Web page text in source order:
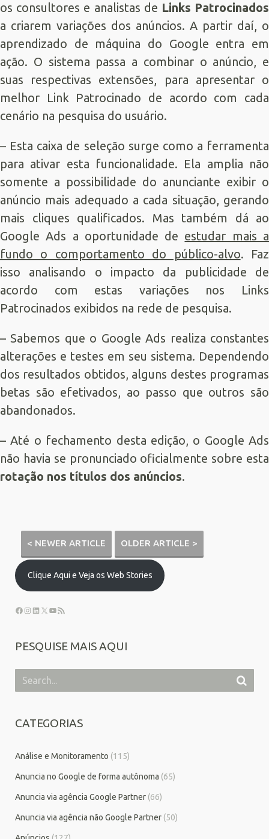
os consultores e analistas de Links Patrocinados
a criarem variações dos anúncios. A partir daí, o
aprendizado de máquina do Google entra em
ação. O sistema passa a combinar o anúncio, e
suas respectivas extensões, para apresentar o
melhor Link Patrocinado de acordo com cada
cenário na pesquisa do usuário.
– Esta caixa de seleção surge como a ferramenta
para ativar esta funcionalidade. Ela amplia não
somente a possibilidade do anunciante exibir o
anúncio mais adequado a cada situação, gerando
mais cliques qualificados. Mas também dá ao
Google Ads a oportunidade de estudar mais a
fundo o comportamento do público-alvo. Faz
isso analisando o impacto da publicidade de
acordo com estas variações nos Links
Patrocinados exibidos na rede de pesquisa.
– Sabemos que o Google Ads realiza constantes
alterações e testes em seu sistema. Dependendo
dos resultados obtidos, alguns destes programas
betas são efetivados, ao passo que outros são
abandonados.
– Até o fechamento desta edição, o Google Ads
não havia se pronunciado oficialmente sobre esta
rotação nos títulos dos anúncios.
< NEWER ARTICLE OLDER ARTICLE >
Clique Aqui e Veja os Web Stories
PESQUISE MAIS AQUI
CATEGORIAS
Análise e Monitoramento (115)
Anuncia no Google de forma autônoma (65)
Anuncia via agência Google Partner (66)
Anuncia via agência não Google Partner (50)